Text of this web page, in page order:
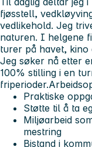
fjøsstell,
vedlikehold. Jeg
naturen. I helgene
turer på havet, kino
Jeg søker nå etter
100% stilling i en
friperioder.
Praktiske
Støtte til å ta
Miljøarbeid
mestring
Bistand i